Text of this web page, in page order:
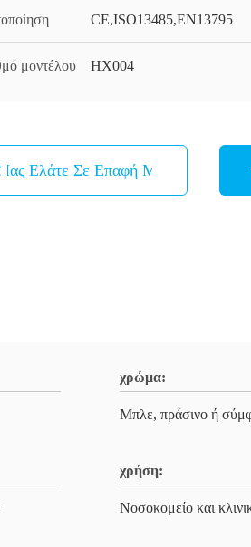
CE,ISO13485,EN13795
μοντέλου HX004
Ελάτε Σε Επαφή Με
χρώμα:
Μπλε, πράσινο ή
χρήση:
Νοσοκομείο και